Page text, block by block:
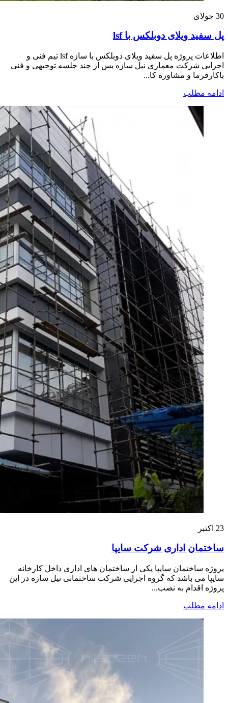
30 جولای
پل سفید ویلای دوبلکس با lsf
اطلاعات پروژه پل سفید ویلای دوبلکس با سازه lsf تیم فنی و
اجرایی شرکت معماری نیل سازه پس از چند جلسه توجیهی و فنی
باکارفرما و مشاوره کا...
ادامه مطلب
23 اکتبر
ساختمان اداری شرکت سایپا
پروژه ساختمان سایپا یکی از ساختمان های اداری داخل کارخانه
سایپا می باشد که گروه اجرایی شرکت ساختمانی نیل سازه در این
پروژه اقدام به نصب...
ادامه مطلب